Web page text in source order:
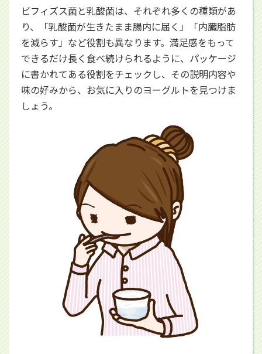
ビフィズス菌と乳酸菌は、それぞれ多くの種類があ
り、「乳酸菌が生きたまま腸内に届く」「内臓脂肪
を減らす」など役割も異なります。満足感をもって
できるだけ長く食べ続けられるように、パッケージ
に書かれてある役割をチェックし、その説明内容や
味の好みから、お気に入りのヨーグルトを見つけま
しょう。